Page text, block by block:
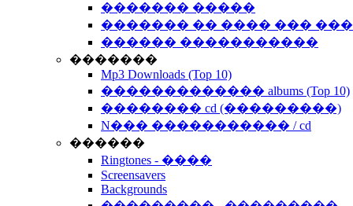
������� �����
������� �� ���� ���
������ �����������
�������
Mp3 Downloads (Top 10)
������������� albums (Top 10)
�������� cd (���������)
N��� ����������� / cd
������
Ringtones - ����
Screensavers
Backgrounds